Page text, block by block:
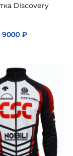
Discovery
9000₽